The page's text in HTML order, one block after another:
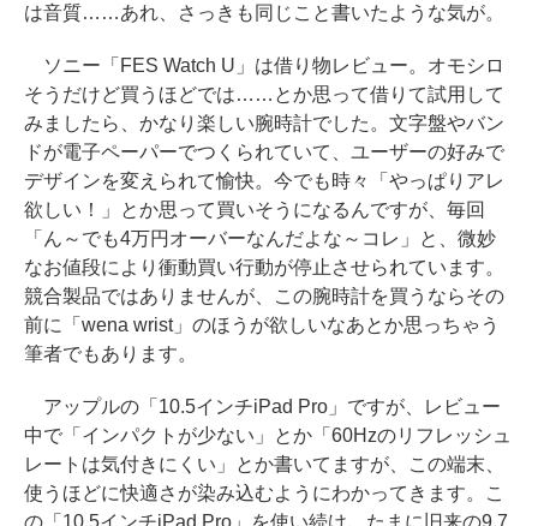
は音質……あれ、さっきも同じこと書いたような気が。
ソニー「FES Watch U」は借り物レビュー。オモシロ
そうだけど買うほどでは……とか思って借りて試用して
みましたら、かなり楽しい腕時計でした。文字盤やバン
ドが電子ペーパーでつくられていて、ユーザーの好みで
デザインを変えられて愉快。今でも時々「やっぱりアレ
欲しい！」とか思って買いそうになるんですが、毎回
「ん～でも4万円オーバーなんだよな～コレ」と、微妙
なお値段により衝動買い行動が停止させられています。
競合製品ではありませんが、この腕時計を買うならその
前に「wena wrist」のほうが欲しいなあとか思っちゃう
筆者でもあります。
アップルの「10.5インチiPad Pro」ですが、レビュー
中で「インパクトが少ない」とか「60Hzのリフレッシュ
レートは気付きにくい」とか書いてますが、この端末、
使うほどに快適さが染み込むようにわかってきます。こ
の「10.5インチiPad Pro」を使い続け、たまに旧来の9.7